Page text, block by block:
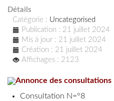
Détails
Catégorie : Uncategorised
Publication : 21 juillet 2024
Mis à jour : 21 juillet 2024
Création : 21 juillet 2024
Affichages : 2123
Annonce des
Consultation N=°8